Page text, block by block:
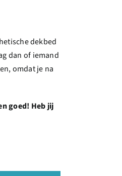
dekbed
dan of iemand
omdat je na
goed! Heb jij